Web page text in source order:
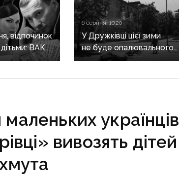
відпочинок
дітьми: ВАКС
6 серпня, 10:20
У Дружківці цієї зими
не буде опалювального
сезону: фронт
українців
вивозять дітей